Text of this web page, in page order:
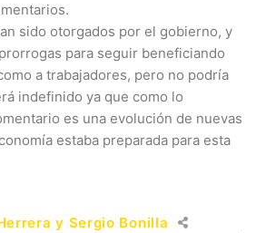
sido otorgados por el gobierno, y
para seguir beneficiando
a trabajadores, pero no podría
indefinido ya que como lo
es una evolución de nuevas
estaba preparada para esta
y Sergio Bonilla